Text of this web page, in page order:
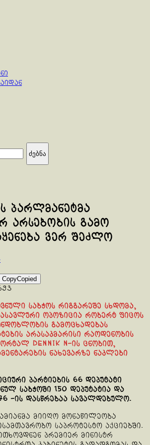
პარლმანეტმა
არსებობის გამო
ვერ შეძლო
CopyCopied
საბჭოს რიგგარეშე სხდომა,
ოპოზიცია რობერტ ფიცოს
გამოცხადებას
არასაკმარისი რაოდენობის
Dennik N-ის ცნობით,
ნახევარზე ნაკლები
პარტიების 66 დეპუტატი
საბჭოში 150 დეპუტატია და
-ის დასწრებაა სავალდებულო.
მიიღო მონაწილეობა
საპროტესტო აქციებში.
პრემიერ მინისტრ